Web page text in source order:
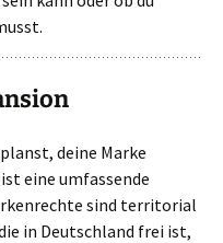
deine Marke
eine umfassende
sind territorial
in Deutschland frei ist,